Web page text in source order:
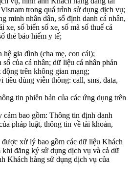
trong quá trình sử dụng dịch vụ;
minh nhân dân, số định danh cá nhân,
xe, số biển số xe, số mã số thuế cá
thẻ bảo hiểm y tế;
gia đình (cha mẹ, con cái);
của cá nhân; dữ liệu cá nhân phản
trên không gian mạng;
dùng viễn thông: call, sms, data,
tin phiên bản của các ứng dụng trên
bao gồm: Thông tin định danh
pháp luật, thông tin về tài khoản,
xử lý bao gồm các dữ liệu Khách
khi đăng ký sử dụng dịch vụ và cả dữ
Khách hàng sử dụng dịch vụ của